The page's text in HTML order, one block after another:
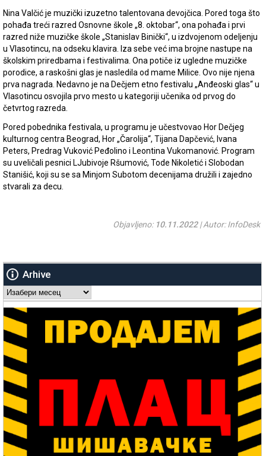
Nina Valčić je muzički izuzetno talentovana devojčica. Pored toga što
pohađa treći razred Osnovne škole „8. oktobar“, ona pohađa i prvi
razred niže muzičke škole „Stanislav Binički“, u izdvojenom odeljenju
u Vlasotincu, na odseku klavira. Iza sebe već ima brojne nastupe na
školskim priredbama i festivalima. Ona potiče iz ugledne muzičke
porodice, a raskošni glas je nasledila od mame Milice. Ovo nije njena
prva nagrada. Nedavno je na Dečjem etno festivalu „Anđeoski glas“ u
Vlasotincu osvojila prvo mesto u kategoriji učenika od prvog do
četvrtog razreda.
Pored pobednika festivala, u programu je učestvovao Hor Dečjeg
kulturnog centra Beograd, Hor „Čarolija“, Tijana Dapčević, Ivana
Peters, Predrag Vuković Peđolino i Leontina Vukomanović. Program
su uveličali pesnici LJubivoje Ršumović, Tode Nikoletić i Slobodan
Stanišić, koji su se sa Minjom Subotom decenijama družili i zajedno
stvarali za decu.
Objavljeno: 10.11.2022| Autor: InfoDesk
Arhive
Arhive